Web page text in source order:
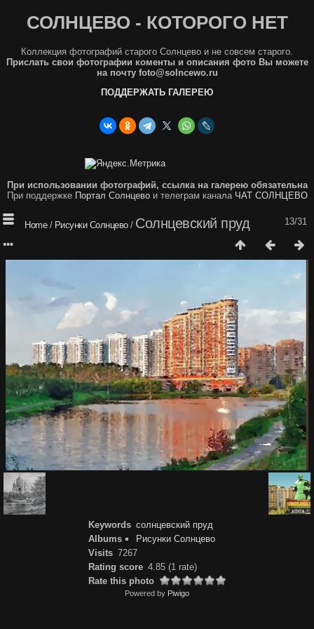
СОЛНЦЕВО - КОТОРОГО НЕТ
Коллекция фотографий старого Солнцево и не совсем старого.
Прислать свои фотографии коменты и описания фото Вы можете
на почту foto@solncewo.ru
ПОДДЕРЖАТЬ ГАЛЕРЕЮ
При использовании фотографий, ссылка на галерею обязательна
При поддержке Портал Солнцевои телеграм канала ЧАТ СОЛНЦЕВО
13/31
Home/ Рисунки Солнцево/ Солнцевский пруд
Keywords солнцевский пруд
Albums
Рисунки Солнцево
Visits 7267
Rating score 4.85 (1 rate)
Rate this photo
Powered by Piwigo